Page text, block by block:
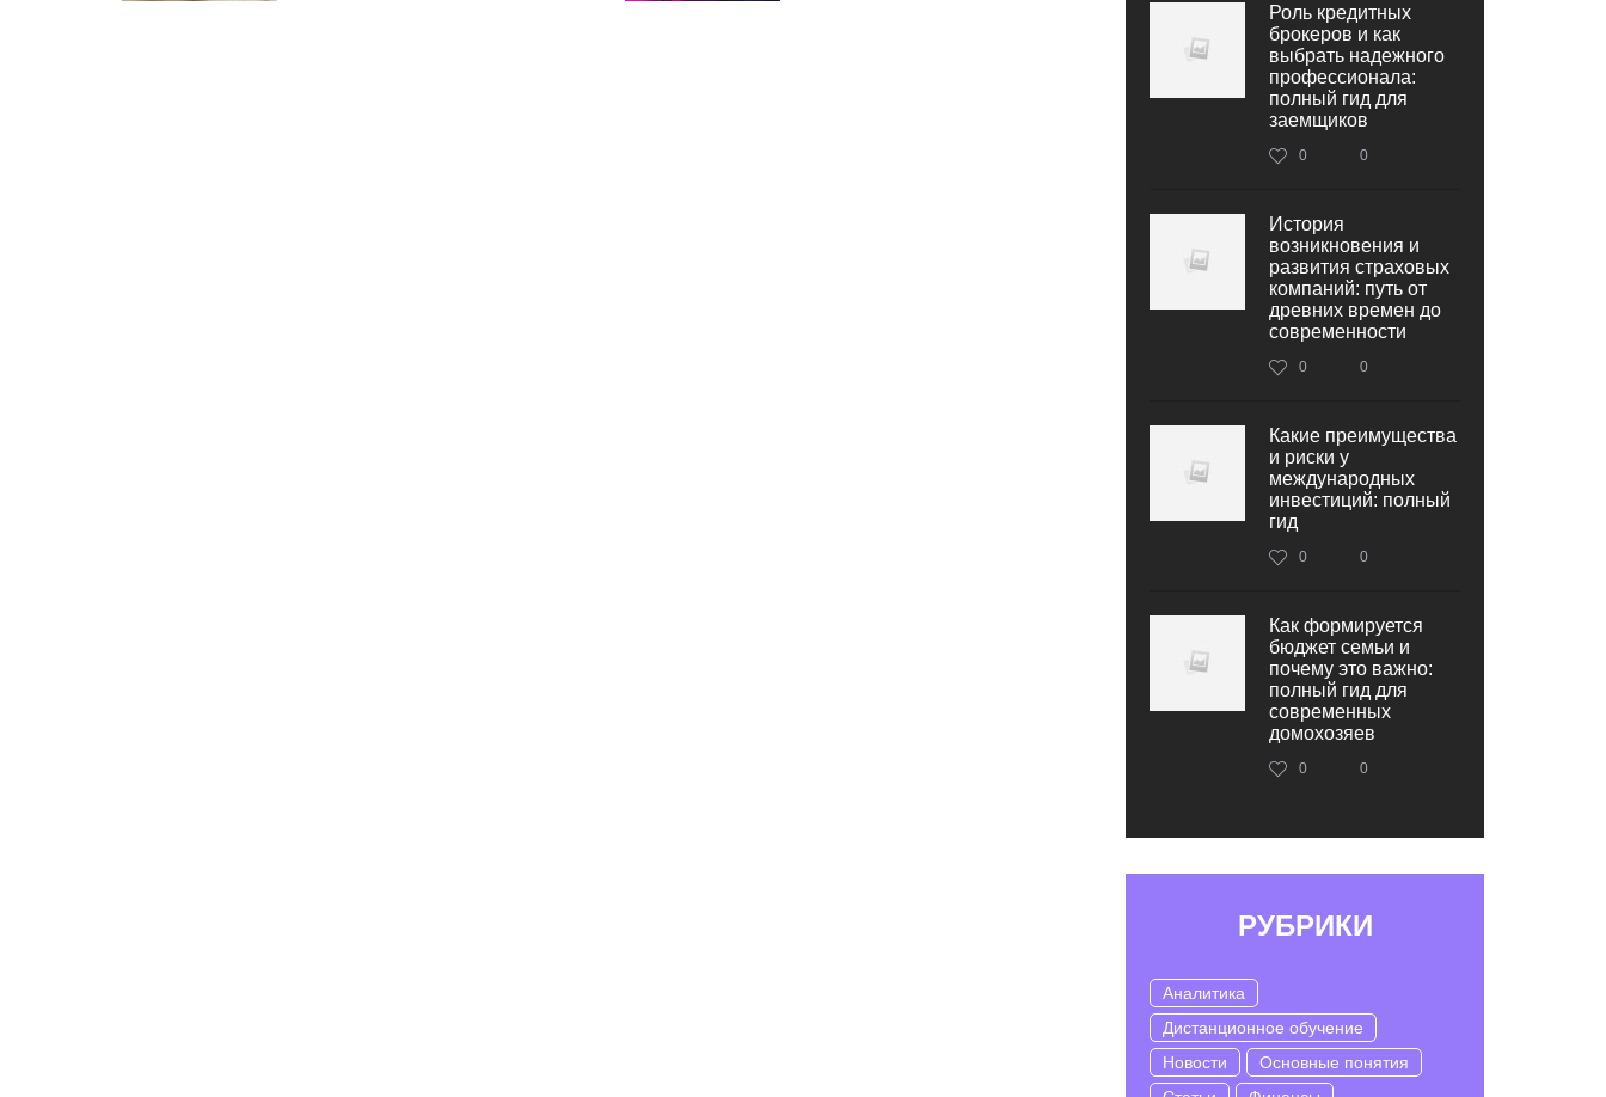
Роль кредитных
брокеров и как
выбрать надежного
профессионала:
полный гид для
заемщиков
0 0
История
возникновения и
развития страховых
компаний: путь от
древних времен до
современности
0 0
Какие преимущества
и риски у
международных
инвестиций: полный
гид
0 0
Как формируется
бюджет семьи и
почему это важно:
полный гид для
современных
домохозяев
0 0
РУБРИКИ
Аналитика
Дистанционное обучение
Новости
Основные понятия